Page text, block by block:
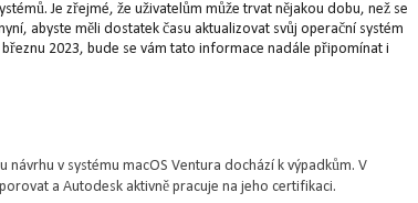
Je zřejmé, že uživatelům může trvat nějakou dobu, než se
abyste měli dostatek času aktualizovat svůj operační systém
2023, bude se vám tato informace nadále připomínat i
v systému macOS Ventura dochází k výpadkům. V
a Autodesk aktivně pracuje na jeho certifikaci.